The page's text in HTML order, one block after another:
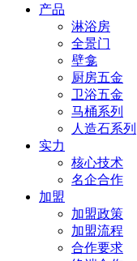
产品
淋浴房
全景门
壁龛
厨房五金
卫浴五金
马桶系列
人造石系列
实力
核心技术
名企合作
加盟
加盟政策
加盟流程
合作要求